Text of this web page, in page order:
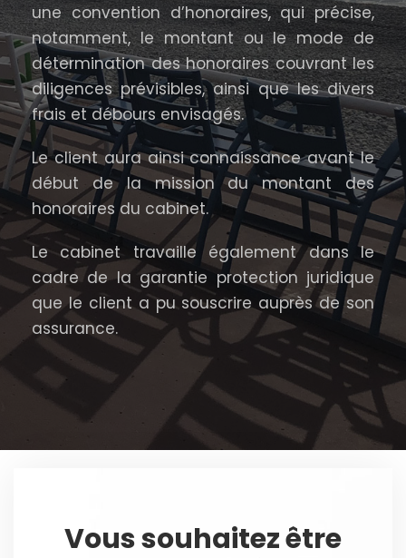
une convention d’honoraires, qui précise,
notamment, le montant ou le mode de
détermination des honoraires couvrant les
diligences prévisibles, ainsi que les divers
frais et débours envisagés.
Le client aura ainsi connaissance avant le
début de la mission du montant des
honoraires du cabinet.
Le cabinet travaille également dans le
cadre de la garantie protection juridique
que le client a pu souscrire auprès de son
assurance.
Vous souhaitez être